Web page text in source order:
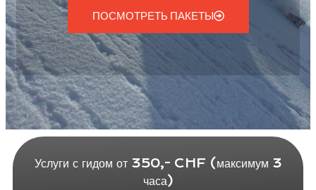
ПОСМОТРЕТЬ ПАКЕТЫ
Услуги с гидом от 350,- CHF (максимум 3
часа)